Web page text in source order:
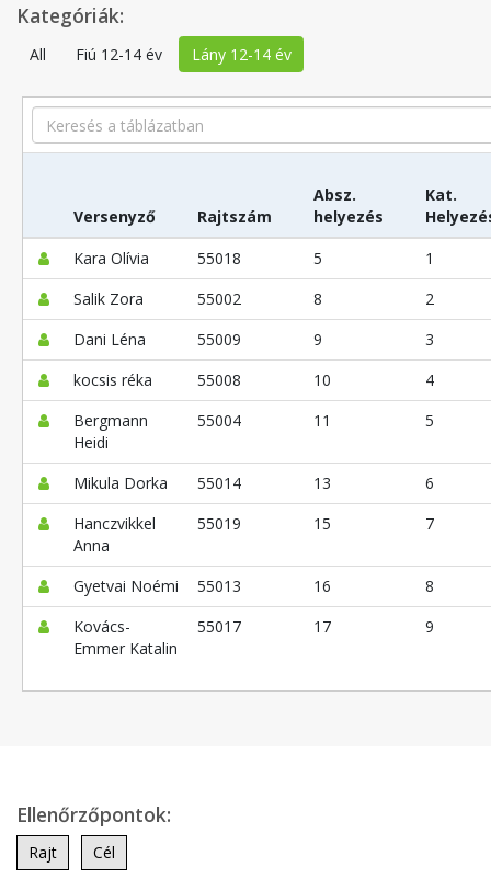
Kategóriák:
All Fiú 12-14 év Lány 12-14 év
Search
Versenyző Rajtszám
Absz.
helyezés
Kat.
Kara Olívia
55018 5
1
Salik Zora
55002 8
2
Dani Léna
55009 9
3
kocsis réka
55008 10
4
Bergmann
Heidi
55004 11 5
Mikula Dorka 55014 13
6
Hanczvikkel
Anna
55019 15 7
Gyetvai Noémi 55013 16
8
Kovács-
Emmer Katalin
55017 17 9
Ellenőrzőpontok:
Rajt Cél